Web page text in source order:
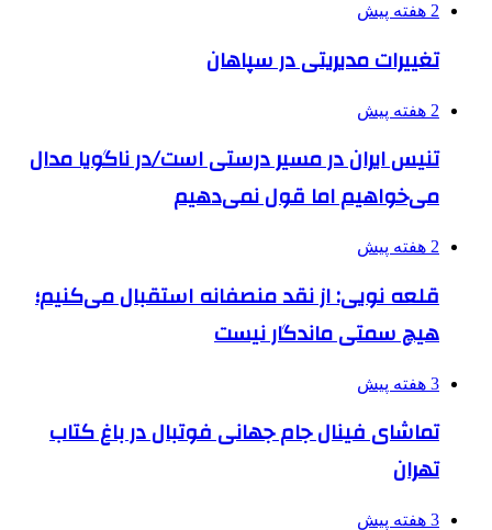
2 هفته پیش
تغییرات مدیریتی در سپاهان
2 هفته پیش
تنیس ایران در مسیر درستی است/در ناگویا مدال
می‌خواهیم اما قول نمی‌دهیم
2 هفته پیش
قلعه نویی: از نقد منصفانه استقبال می‌کنیم؛
هیچ سمتی ماندگار نیست
3 هفته پیش
تماشای فینال جام جهانی فوتبال در باغ کتاب
تهران
3 هفته پیش